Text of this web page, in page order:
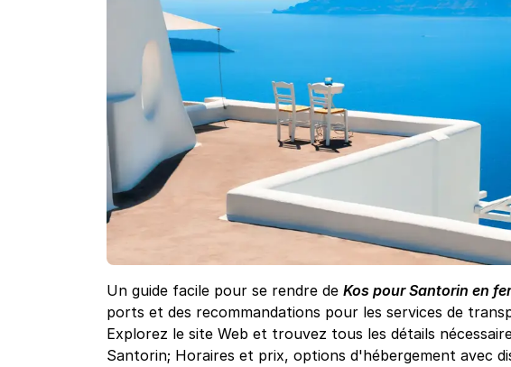
Un guide facile pour se rendre de Kos pour Santorin en
ports et des recommandations pour les services de
Explorez le site Web et trouvez tous les détails
Santorin; Horaires et prix, options d'hébergement avec